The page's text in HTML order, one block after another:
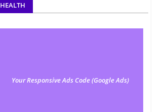
HEALTH
Your Responsive Ads Code (Google Ads)